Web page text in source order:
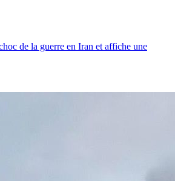
de la guerre en Iran et affiche une